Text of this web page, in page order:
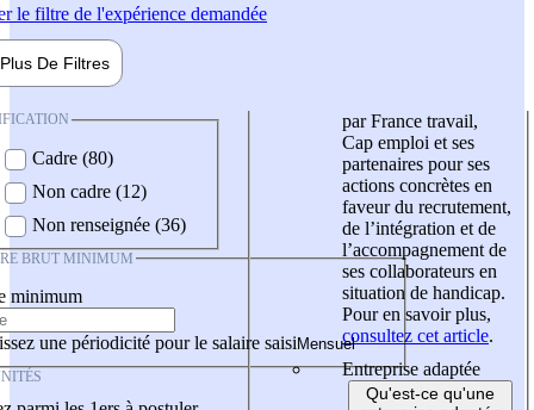
le filtre de l'expérience demandée
Plus De Filtres
Cadre (80)
Non cadre (12)
Non renseignée (36)
BRUT MINIMUM
minimum
une périodicité pour le salaire saisi
par France travail,
Cap emploi et ses
partenaires pour ses
actions concrètes en
faveur du recrutement,
de l’intégration et de
l’accompagnement de
ses collaborateurs en
situation de handicap.
Pour en savoir plus,
consultez cet article.
Entreprise adaptée
Qu'est-ce qu'une